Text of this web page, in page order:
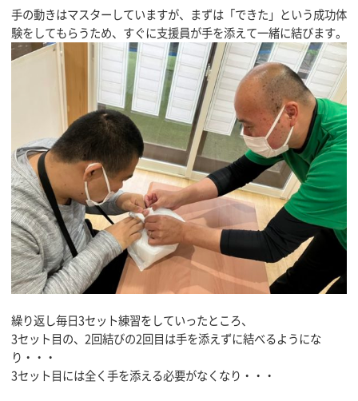
手の動きはマスターしていますが、まずは「できた」という成功体
験をしてもらうため、すぐに支援員が手を添えて一緒に結びます。
繰り返し毎日3セット練習をしていったところ、
3セット目の、2回結びの2回目は手を添えずに結べるようにな
り・・・
3セット目には全く手を添える必要がなくなり・・・